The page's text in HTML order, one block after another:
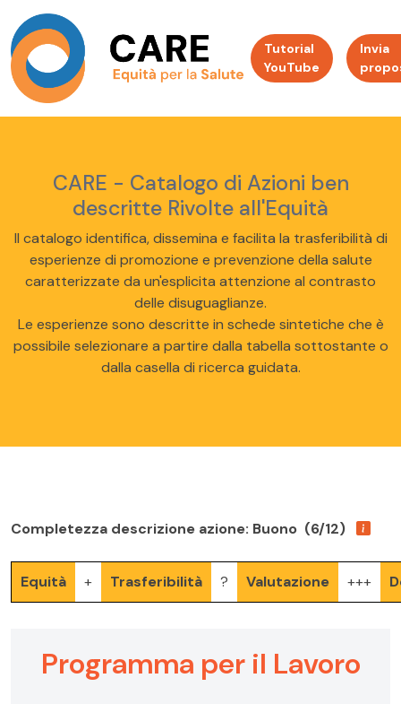
Tutorial
YouTube
Invia
CARE - Catalogo di Azioni ben
descritte Rivolte all'Equità
Il catalogo identifica, dissemina e facilita la trasferibilità di
esperienze di promozione e prevenzione della salute
caratterizzate da un'esplicita attenzione al contrasto
delle disuguaglianze.
Le esperienze sono descritte in schede sintetiche che è
possibile selezionare a partire dalla tabella sottostante o
dalla casella di ricerca guidata.
Completezza descrizione azione: Buono (6/12)
Equità + Trasferibilità ? Valutazione +++
Programma per il Lavoro